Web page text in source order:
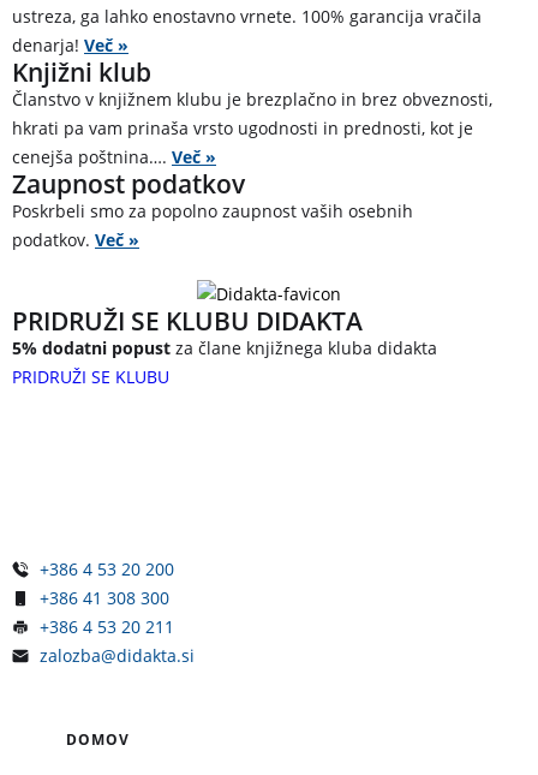
ustreza, ga lahko enostavno vrnete. 100% garancija vračila
denarja! Več »
Knjižni klub
Članstvo v knjižnem klubu je brezplačno in brez obveznosti,
hkrati pa vam prinaša vrsto ugodnosti in prednosti, kot je
cenejša poštnina…. Več »
Zaupnost podatkov
Poskrbeli smo za popolno zaupnost vaših osebnih
podatkov. Več »
PRIDRUŽI SE KLUBU DIDAKTA
5% dodatni popust za člane knjižnega kluba didakta
PRIDRUŽI SE KLUBU
+386 4 53 20 200
+386 41 308 300
+386 4 53 20 211
zalozba@didakta.si
DOMOV